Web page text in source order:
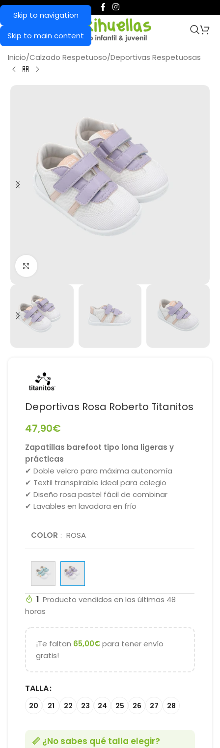
Skip to navigation
Skip to main content
Inicio/Calzado Respetuoso/Deportivas Respetuosas
Haga Click para agrandar
Deportivas Rosa Roberto Titanitos
47,90€
Zapatillas barefoot tipo lona ligeras y
prácticas
✔ Doble velcro para máxima autonomía
✔ Textil transpirable ideal para colegio
✔ Diseño rosa pastel fácil de combinar
✔ Lavables en lavadora en frío
COLOR : ROSA
1 Producto vendidos en las últimas 48
horas
¡Te faltan 65,00€para tener envío
gratis!
TALLA
20 21 22 23 24 25 26 27 28
📏 ¿No sabes qué talla elegir?